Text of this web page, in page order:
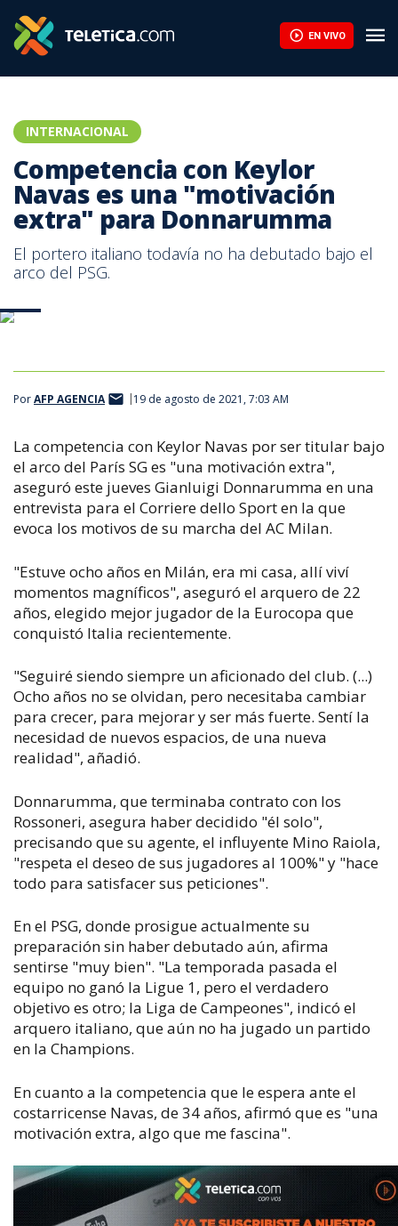
EN VIVO
INTERNACIONAL
Competencia con Keylor
Navas es una "motivación
extra" para Donnarumma
El portero italiano todavía no ha debutado bajo el
arco del PSG.
PorAFP AGENCIA 19 de agosto de 2021, 7:03 AM
La competencia con Keylor Navas por ser titular bajo
el arco del París SG es "una motivación extra",
aseguró este jueves Gianluigi Donnarumma en una
entrevista para el Corriere dello Sport en la que
evoca los motivos de su marcha del AC Milan.
"Estuve ocho años en Milán, era mi casa, allí viví
momentos magníficos", aseguró el arquero de 22
años, elegido mejor jugador de la Eurocopa que
conquistó Italia recientemente.
"Seguiré siendo siempre un aficionado del club. (...)
Ocho años no se olvidan, pero necesitaba cambiar
para crecer, para mejorar y ser más fuerte. Sentí la
necesidad de nuevos espacios, de una nueva
realidad", añadió.
Donnarumma, que terminaba contrato con los
Rossoneri, asegura haber decidido "él solo",
precisando que su agente, el influyente Mino Raiola,
"respeta el deseo de sus jugadores al 100%" y "hace
todo para satisfacer sus peticiones".
En el PSG, donde prosigue actualmente su
preparación sin haber debutado aún, afirma
sentirse "muy bien". "La temporada pasada el
equipo no ganó la Ligue 1, pero el verdadero
objetivo es otro; la Liga de Campeones", indicó el
arquero italiano, que aún no ha jugado un partido
en la Champions.
En cuanto a la competencia que le espera ante el
costarricense Navas, de 34 años, afirmó que es "una
motivación extra, algo que me fascina".